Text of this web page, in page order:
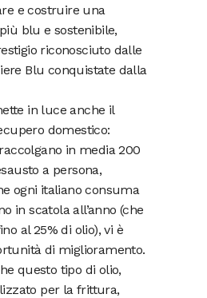
e costruire una
blu e sostenibile,
riconosciuto dalle
Blu conquistate dalla
in luce anche il
domestico:
in media 200
a persona,
ogni italiano consuma
in scatola all’anno (che
al 25% di olio), vi è
di miglioramento.
questo tipo di olio,
per la frittura,